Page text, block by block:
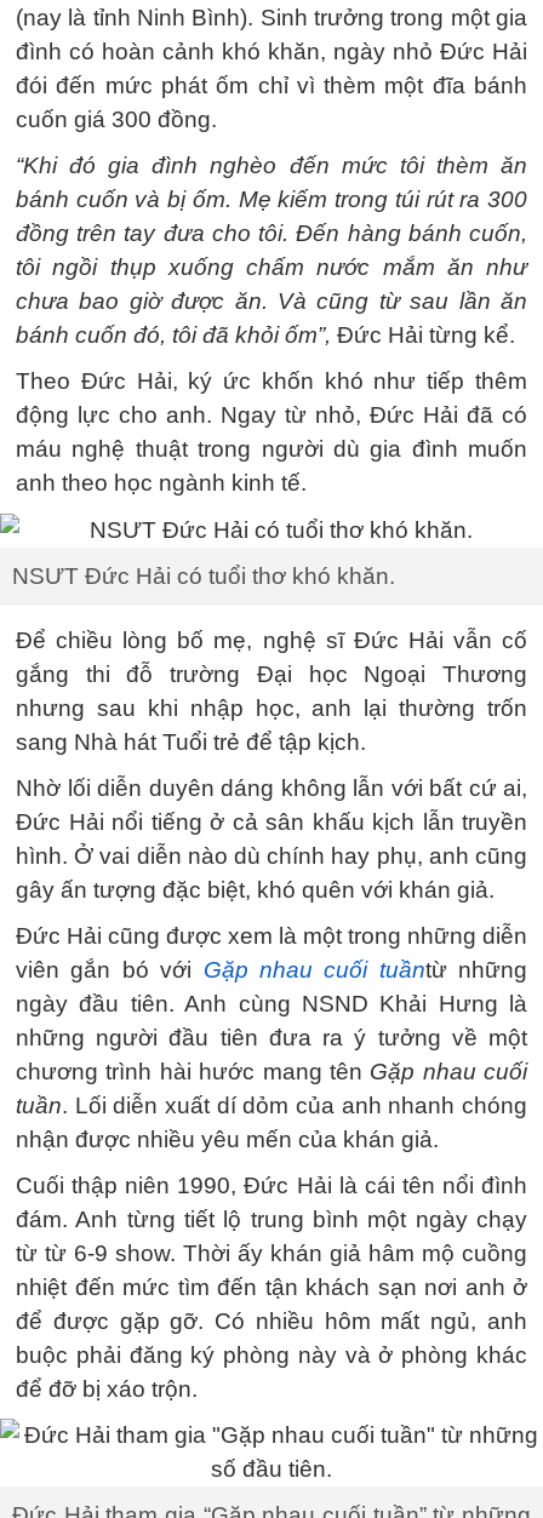
(nay là tỉnh Ninh Bình). Sinh trưởng trong một gia
đình có hoàn cảnh khó khăn, ngày nhỏ Đức Hải
đói đến mức phát ốm chỉ vì thèm một đĩa bánh
cuốn giá 300 đồng.
“Khi đó gia đình nghèo đến mức tôi thèm ăn
bánh cuốn và bị ốm. Mẹ kiếm trong túi rút ra 300
đồng trên tay đưa cho tôi. Đến hàng bánh cuốn,
tôi ngồi thụp xuống chấm nước mắm ăn như
chưa bao giờ được ăn. Và cũng từ sau lần ăn
bánh cuốn đó, tôi đã khỏi ốm”, Đức Hải từng kể.
Theo Đức Hải, ký ức khốn khó như tiếp thêm
động lực cho anh. Ngay từ nhỏ, Đức Hải đã có
máu nghệ thuật trong người dù gia đình muốn
anh theo học ngành kinh tế.
NSƯT Đức Hải có tuổi thơ khó khăn.
Để chiều lòng bố mẹ, nghệ sĩ Đức Hải vẫn cố
gắng thi đỗ trường Đại học Ngoại Thương
nhưng sau khi nhập học, anh lại thường trốn
sang Nhà hát Tuổi trẻ để tập kịch.
Nhờ lối diễn duyên dáng không lẫn với bất cứ ai,
Đức Hải nổi tiếng ở cả sân khấu kịch lẫn truyền
hình. Ở vai diễn nào dù chính hay phụ, anh cũng
gây ấn tượng đặc biệt, khó quên với khán giả.
Đức Hải cũng được xem là một trong những diễn
viên gắn bó với Gặp nhau cuối tuầntừ những
ngày đầu tiên. Anh cùng NSND Khải Hưng là
những người đầu tiên đưa ra ý tưởng về một
chương trình hài hước mang tên Gặp nhau cuối
tuần. Lối diễn xuất dí dỏm của anh nhanh chóng
nhận được nhiều yêu mến của khán giả.
Cuối thập niên 1990, Đức Hải là cái tên nổi đình
đám. Anh từng tiết lộ trung bình một ngày chạy
từ từ 6-9 show. Thời ấy khán giả hâm mộ cuồng
nhiệt đến mức tìm đến tận khách sạn nơi anh ở
để được gặp gỡ. Có nhiều hôm mất ngủ, anh
buộc phải đăng ký phòng này và ở phòng khác
để đỡ bị xáo trộn.